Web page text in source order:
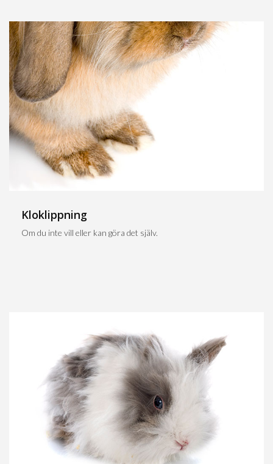
Kloklippning
Om du inte vill eller kan göra det själv.